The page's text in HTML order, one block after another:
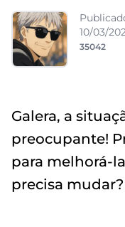
10/03/
35042
Galera, a
preocupante!
para melhorá-
precisa mudar?